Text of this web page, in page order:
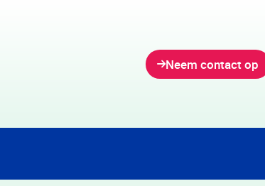
Neem contact op